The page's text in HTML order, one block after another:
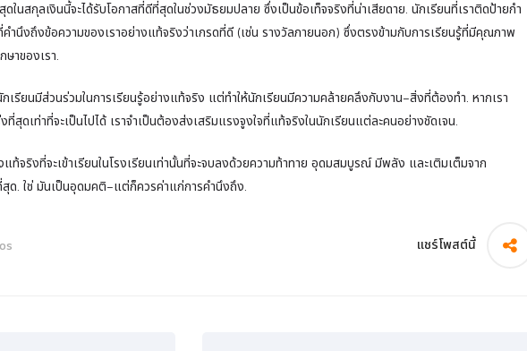
ดในสกุลเงินนี้จะได้รับโอกาสที่ดีที่สุดในช่วงมัธยมปลาย ซึ่งเป็นข้อเท็จจริงที่น่าเสียดาย. นักเรียนที่เราติดป้ายกํา
านึงถึงข้อความของเราอย่างแท้จริงว่าเกรดที่ดี (เช่น รางวัลภายนอก) ซึ่งตรงข้ามกับการเรียนรู้ที่มีคุณภาพ
าของเรา.
กเรียนมีส่วนร่วมในการเรียนรู้อย่างแท้จริง แต่ทําให้นักเรียนมีความคล้ายคลึงกับงาน–สิ่งที่ต้องทํา. หากเรา
สุดเท่าที่จะเป็นไปได้ เราจําเป็นต้องส่งเสริมแรงจูงใจที่แท้จริงในนักเรียนแต่ละคนอย่างชัดเจน.
ท้จริงที่จะเข้าเรียนในโรงเรียนเท่านั้นที่จะจบลงด้วยความท้าทาย อุดมสมบูรณ์ มีพลัง และเติมเต็มจาก
ด. ใช่ มันเป็นอุดมคติ–แต่ก็ควรค่าแก่การคํานึงถึง.
แชร์โพสต์นี้